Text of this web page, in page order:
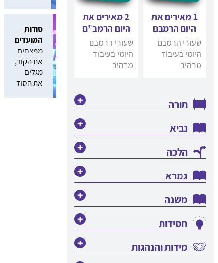
1 מאירים את
היום הרמבם
שעורי הרמבם
היומי בעיבוד
מרהיב
2 מאירים את
היום הרמב"ם
שעורי הרמבם
היומי בעיבוד
מרהיב
תורה
תוכנית הלימודים בתורה לכיתה ו'
נביא
תוכנית הלימודים בנביא לכיתה ו'
הלכה
תוכנית הלימודים בהלכה לכיתה ו'
גמרא
תוכנית הלימודים בגמרא לכיתה ו'
משנה
חסידות
תוכנית הלימודים בחסידות לכיתה ו'
מידות והנהגות
סודות
המועדים
מפצחים
את הקוד,
מגלים
את הסוד